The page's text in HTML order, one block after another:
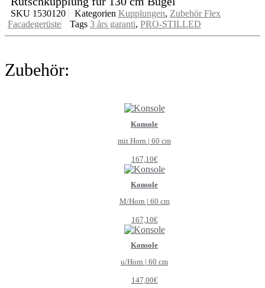
SKU 1530120 Kategorien Kupplungen, Zubehör Flex
Facadegerüste
Tags 3 års garanti, PRO-STILLED
Zubehör:
Konsole
mit Horn | 60 cm
167,10€
Konsole
M/Horn | 60 cm
167,10€
Konsole
u/Horn | 60 cm
147,00€